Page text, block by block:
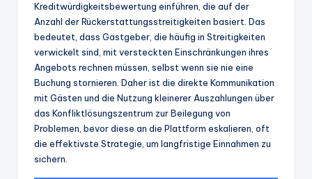
Kreditwürdigkeitsbewertung einführen, die auf der
Anzahl der Rückerstattungsstreitigkeiten basiert. Das
bedeutet, dass Gastgeber, die häufig in Streitigkeiten
verwickelt sind, mit versteckten Einschränkungen ihres
Angebots rechnen müssen, selbst wenn sie nie eine
Buchung stornieren. Daher ist die direkte Kommunikation
mit Gästen und die Nutzung kleinerer Auszahlungen über
das Konfliktlösungszentrum zur Beilegung von
Problemen, bevor diese an die Plattform eskalieren, oft
die effektivste Strategie, um langfristige Einnahmen zu
sichern.